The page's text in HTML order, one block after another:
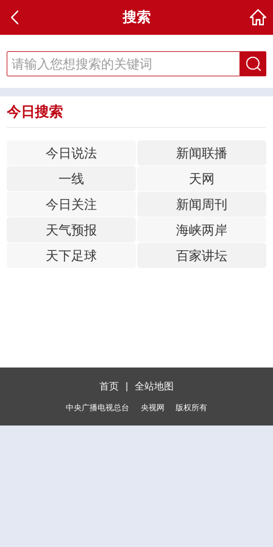
搜索
今日搜索
今日说法
新闻联播
一线
天网
今日关注
新闻周刊
天气预报
海峡两岸
天下足球
百家讲坛
首页 全站地图
中央广播电视总台 央视网 版权所有